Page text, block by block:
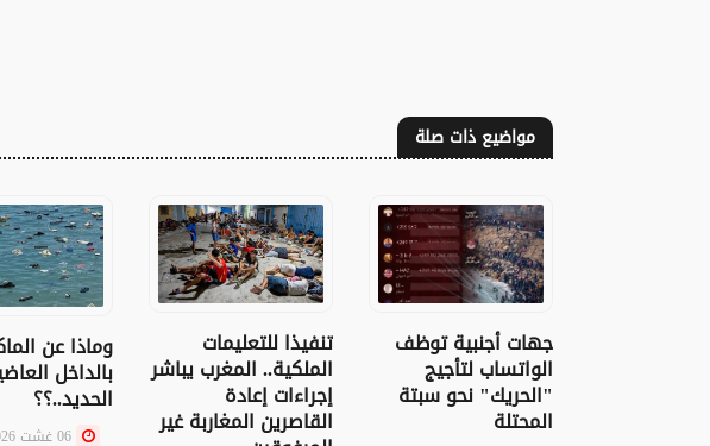
مواضيع ذات صلة
جهات أجنبية توظف
الواتساب لتأجيج
"الحريك" نحو سبتة
المحتلة
تنفيذا للتعليمات
الملكية.. المغرب يباشر
إجراءات إعادة
القاصرين المغاربة غير
وماذا عن
بالداخل
الحديد..؟؟